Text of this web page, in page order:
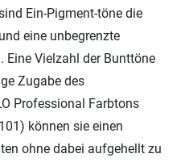
Ein-Pigment-töne die
eine unbegrenzte
Vielzahl der Bunttöne
Zugabe des
Professional Farbtons
können sie einen
ohne dabei aufgehellt zu